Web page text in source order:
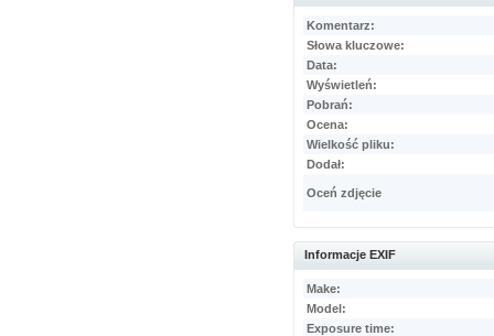
Komentarz:
Słowa kluczowe:
Data:
Wyświetleń:
Pobrań:
Ocena:
Wielkość pliku:
Dodał:
Oceń zdjęcie
Informacje EXIF
Make:
Model:
Exposure time: